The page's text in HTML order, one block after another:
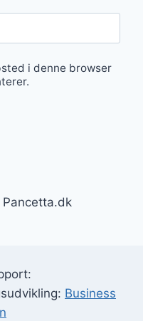
i denne browser
Business